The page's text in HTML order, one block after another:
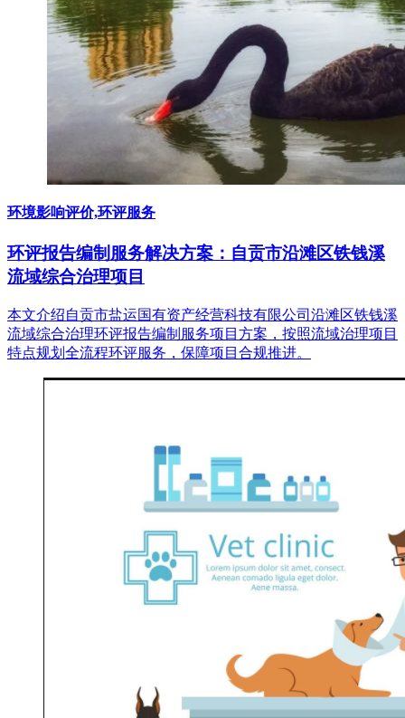
环境影响评价,环评服务
环评报告编制服务解决方案：自贡市沿滩区铁钱溪
流域综合治理项目
本文介绍自贡市盐运国有资产经营科技有限公司沿滩区铁钱溪
流域综合治理环评报告编制服务项目方案，按照流域治理项目
特点规划全流程环评服务，保障项目合规推进。